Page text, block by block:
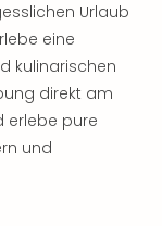
Urlaub
eine
kulinarischen
direkt am
erlebe pure
und